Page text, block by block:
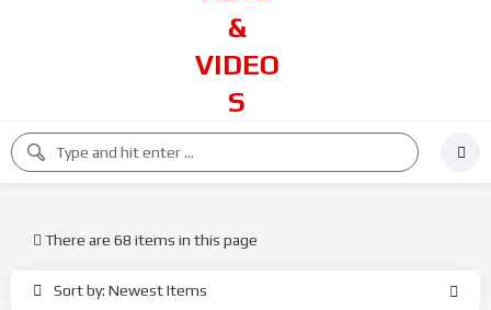
Sort by: Newest Items
There are 68 items in this page